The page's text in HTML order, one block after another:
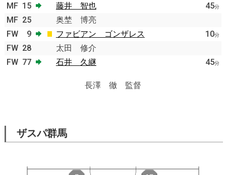
MF 15 藤井 智也 45分
MF 25
奥埜 博亮
FW
9 ファビアン ゴンザレス 10分
FW 28
太田 修介
FW 77 石井 久継 45分
長澤 徹 監督
ザスパ群馬